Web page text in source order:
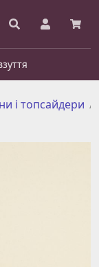
і топсайдери